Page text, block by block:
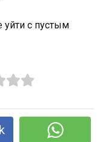
уйти с пустым